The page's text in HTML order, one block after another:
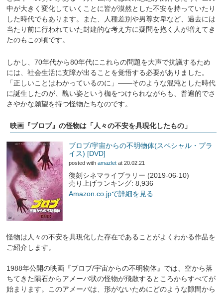
中が大きく変化していくことに皆が漠然とした不安を持っていたり
した時代でもあります。また、人種差別や男尊女卑など、過去には
当たり前に行われていた封建的な考え方に疑問を抱く人が増えてき
たのもこの頃です。
しかし、70年代から80年代にこれらの問題を大声で抗議するため
には、社会生活に支障が出ることを覚悟する必要がありました。
「正しいことはわかっているのに」――そのような混沌とした時代
に誕生したのが、醜い姿という枷をつけられながらも、普遍的でさ
さやかな願望を持つ怪物たちなのです。
映画『ブロブ』の怪物は「人々の不安を具現化したもの」
ブロブ/宇宙からの不明物体(スペシャル・プラ
イス) [DVD]
posted withamazlet at 20.02.21
復刻シネマライブラリー (2019-06-10)
売り上げランキング: 8,936
Amazon.co.jpで詳細を見る
怪物は人々の不安を具現化した存在であることがよくわかる作品を
ご紹介します。
1988年公開の映画『ブロブ/宇宙からの不明物体』では、空から落
ちてきた隕石からアメーバ状の怪物が飛散するところからすべてが
始まります。このアメーバは、形がないためにどのような隙間から